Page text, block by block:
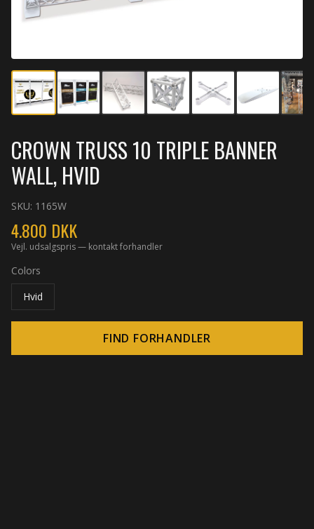
CROWN TRUSS 10 TRIPLE BANNER
WALL, HVID
SKU: 1165W
4.800 DKK
Vejl. udsalgspris — kontakt forhandler
Colors
Hvid
FIND FORHANDLER